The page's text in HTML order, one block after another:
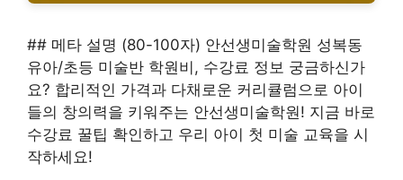
## 메타 설명 (80-100자) 안선생미술학원 성복동
유아/초등 미술반 학원비, 수강료 정보 궁금하신가
요? 합리적인 가격과 다채로운 커리큘럼으로 아이
들의 창의력을 키워주는 안선생미술학원! 지금 바로
수강료 꿀팁 확인하고 우리 아이 첫 미술 교육을 시
작하세요!